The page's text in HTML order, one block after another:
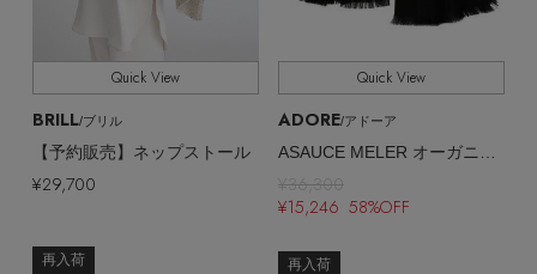
Stay in the Loop
ELLE SHOP 公式アプリ
Quick View
BRILL/ブリル
【予約販売】ネップストール
¥29,700
Quick View
ADORE/アドーア
¥36,300
¥15,246 58%OFF
再入荷 再入荷